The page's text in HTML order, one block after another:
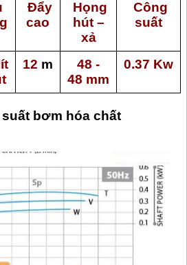
Đẩy
cao
Họng
hút –
xả
Công
suất
12 m
48 -
48 mm
0.37 Kw
bơm hóa chất